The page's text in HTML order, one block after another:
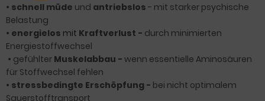
• schnell müde und antriebslos - mit starker psychische
Belastung
• energielos mit Kraftverlust - durch minimierten
Energiestoffwechsel
• gefühlter Muskelabbau - wenn essentielle Aminosäuren
für Stoffwechsel fehlen
• stressbedingte Erschöpfung - bei nicht optimalem
Sauerstofftransport